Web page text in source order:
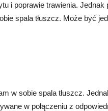
i poprawie trawienia. Jednak
spala tłuszcz. Może być
w sobie spala tłuszcz.
w połączeniu z